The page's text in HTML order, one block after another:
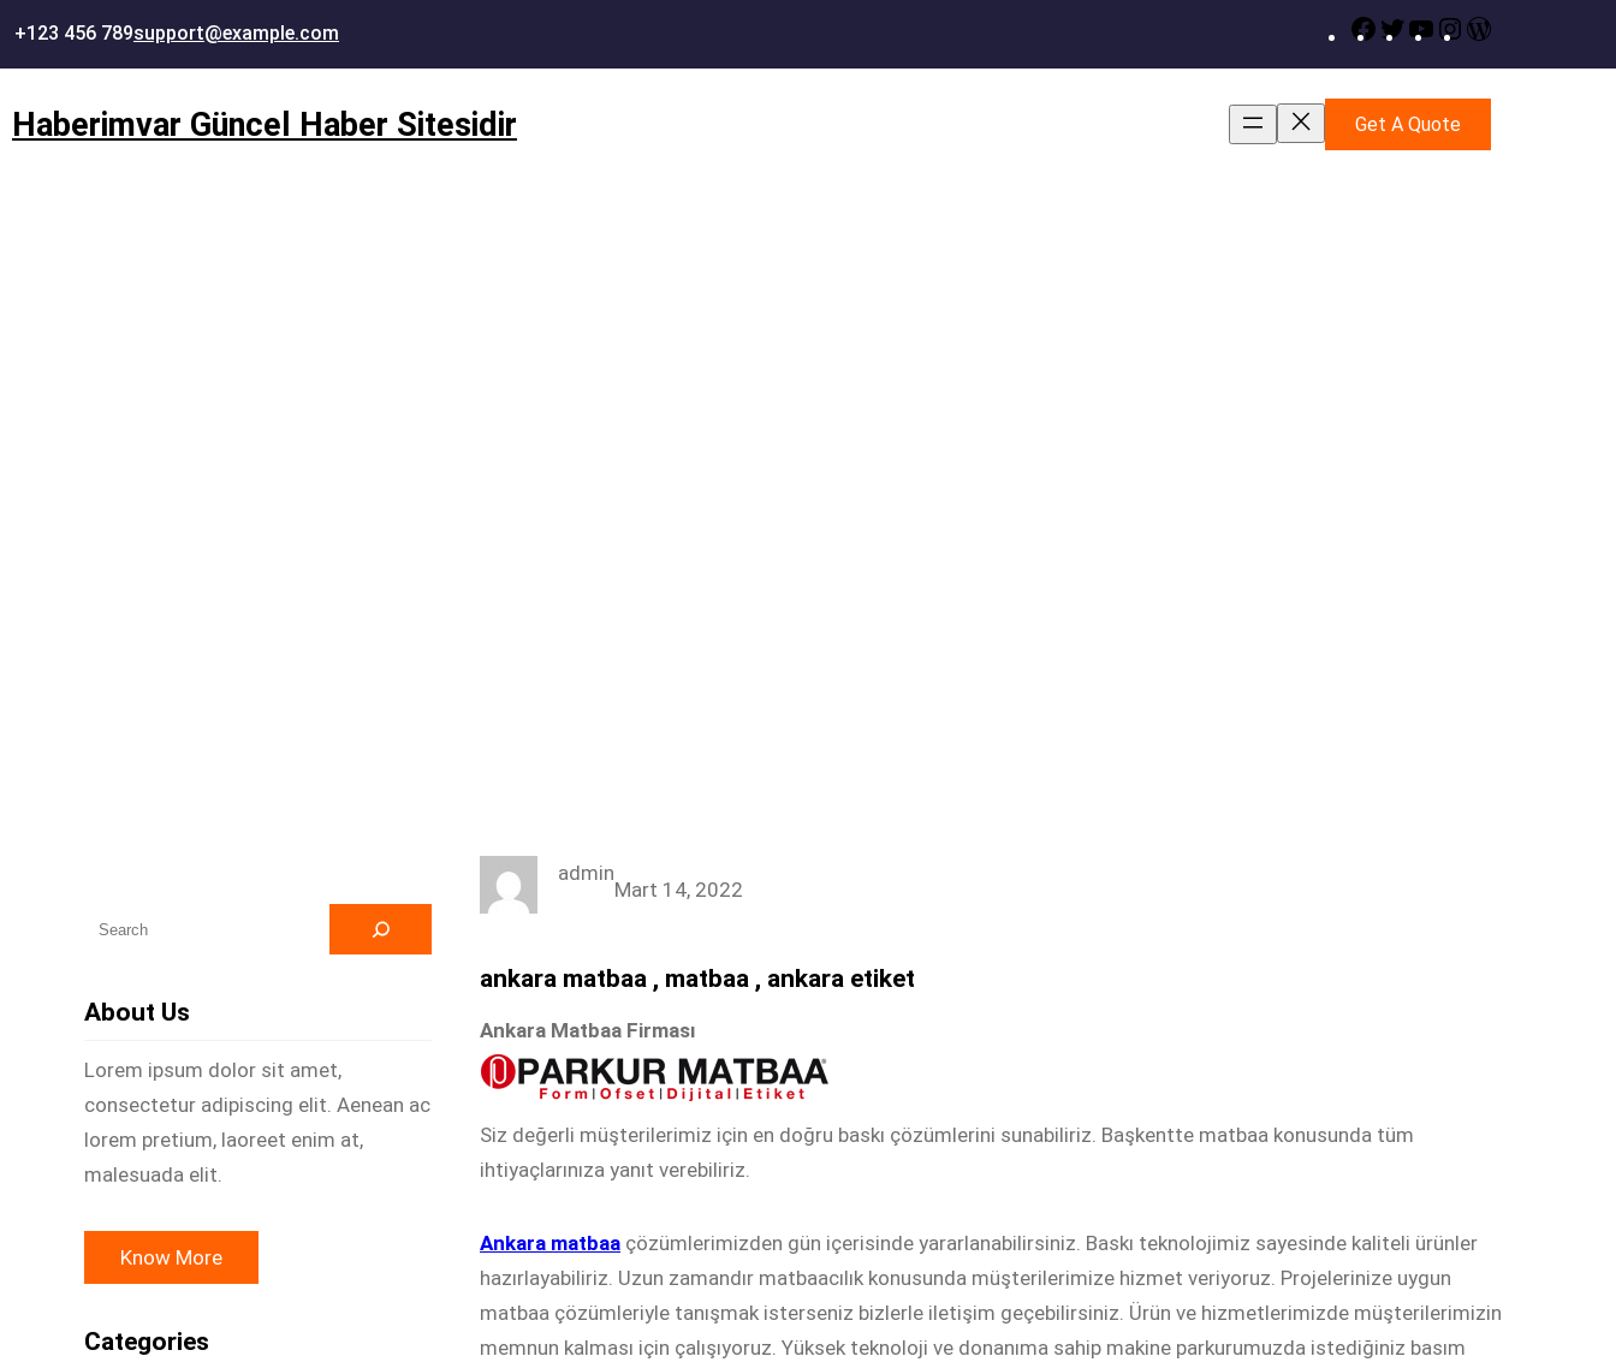
+123 456 789support@example.com Facebook
Twitter
YouTube
Instagram
Haberimvar Güncel Haber Sitesidir Get A Quote
About Us
Lorem ipsum dolor sit amet,
consectetur adipiscing elit. Aenean ac
lorem pretium, laoreet enim at,
malesuada elit.
Know More
Categories
admin
Mart 14, 2022
ankara matbaa , matbaa , ankara etiket
Ankara Matbaa Firması
Siz değerli müşterilerimiz için en doğru baskı çözümlerini sunabiliriz. Başkentte matbaa konusunda tüm
ihtiyaçlarınıza yanıt verebiliriz.
Ankara matbaa çözümlerimizden gün içerisinde yararlanabilirsiniz. Baskı teknolojimiz sayesinde kaliteli ürünler
hazırlayabiliriz. Uzun zamandır matbaacılık konusunda müşterilerimize hizmet veriyoruz. Projelerinize uygun
matbaa çözümleriyle tanışmak isterseniz bizlerle iletişim geçebilirsiniz. Ürün ve hizmetlerimizde müşterilerimizin
memnun kalması için çalışıyoruz. Yüksek teknoloji ve donanıma sahip makine parkurumuzda istediğiniz basım